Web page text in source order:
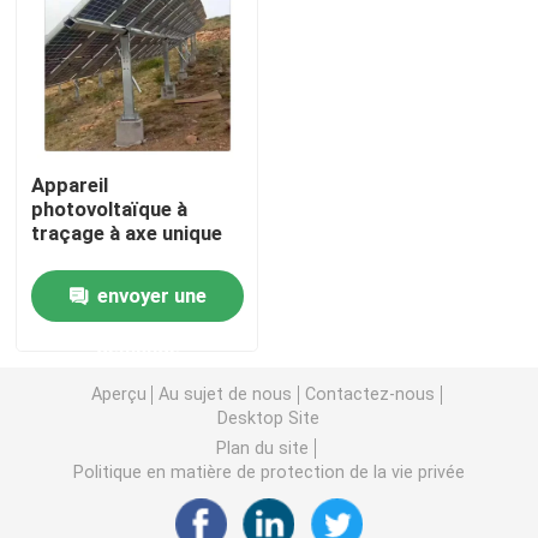
Pinces de montage pour panneaux solaires
Rails de montage de panneaux solaires
Mi bride de panneau solaire
Bride d'extrémité de panneau solaire
Bâti d'inclinaison de panneau solaire
Crochet de toit solaire
Appareil
photovoltaïque à
traçage à axe unique
envoyer une
Aperçu Au sujet de nous
Contactez-nous
Desktop Site
Plan du site
Politique en matière de protection de la vie privée